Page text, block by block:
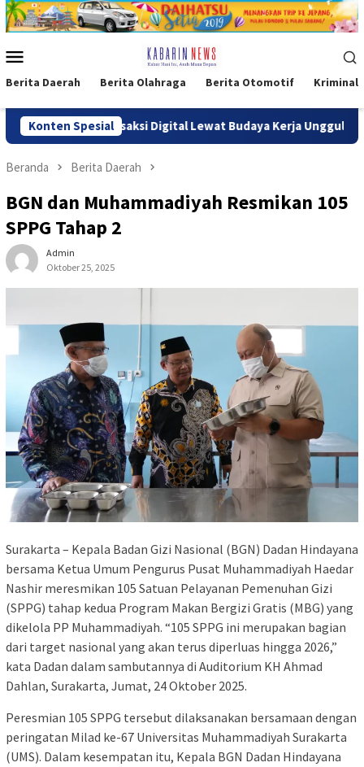
Loncat
ke
Mobile
Berita Daerah Berita Olahraga Berita Otomotif Kriminal
Konten Spesial
Transaksi Digital Lewat Budaya Kerja Unggul
Beranda Berita Daerah
BGN dan Muhammadiyah Resmikan 105
SPPG Tahap 2
Admin
Oktober 25, 2025
Surakarta – Kepala Badan Gizi Nasional (BGN) Dadan Hindayana
bersama Ketua Umum Pengurus Pusat Muhammadiyah Haedar
Nashir meresmikan 105 Satuan Pelayanan Pemenuhan Gizi
(SPPG) tahap kedua Program Makan Bergizi Gratis (MBG) yang
dikelola PP Muhammadiyah. “105 SPPG ini merupakan bagian
dari target nasional yang akan terus diperluas hingga 2026,”
kata Dadan dalam sambutannya di Auditorium KH Ahmad
Dahlan, Surakarta, Jumat, 24 Oktober 2025.
Peresmian 105 SPPG tersebut dilaksanakan bersamaan dengan
peringatan Milad ke-67 Universitas Muhammadiyah Surakarta
(UMS). Dalam kesempatan itu, Kepala BGN Dadan Hindayana